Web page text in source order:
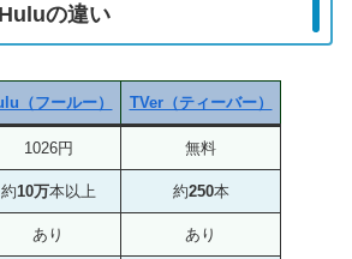
の違い
（フールー） TVer（ティーバー）
1026円 無料
約10万本以上 約250本
あり あり